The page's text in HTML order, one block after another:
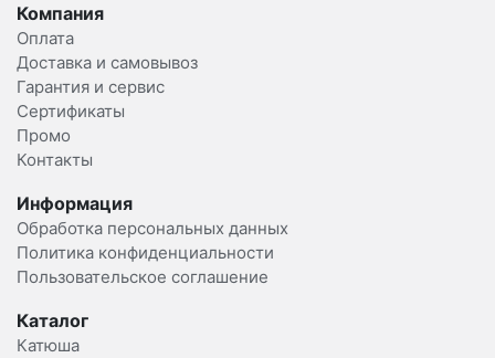
Компания
Оплата
Доставка и самовывоз
Гарантия и сервис
Сертификаты
Промо
Контакты
Информация
Обработка персональных данных
Политика конфиденциальности
Пользовательское соглашение
Каталог
Катюша